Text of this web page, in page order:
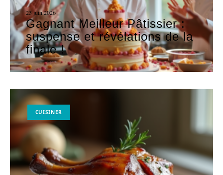
23 juin 2026
Gagnant Meilleur Pâtissier :
suspense et révélations de la
finale !
CUISINER